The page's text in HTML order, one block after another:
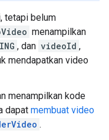
tetapi belum
menampilkan
, dan videoId ,
mendapatkan video
menampilkan kode
dapat membuat video
.